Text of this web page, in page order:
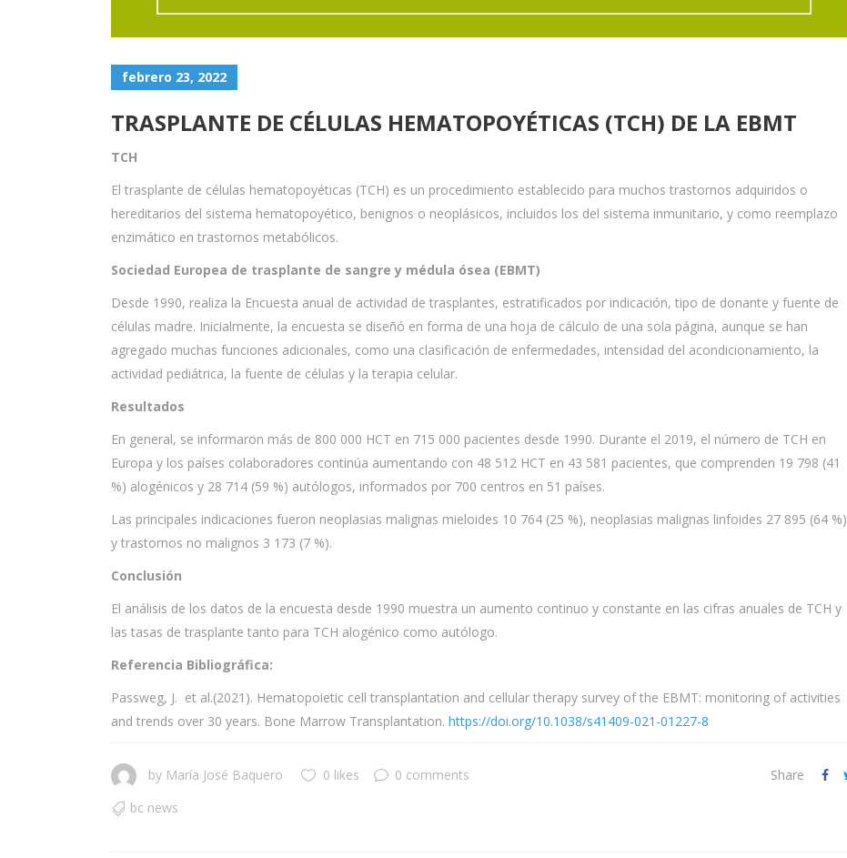
febrero 23, 2022
TRASPLANTE DE CÉLULAS HEMATOPOYÉTICAS (TCH) DE LA EBMT
TCH
El trasplante de células hematopoyéticas (TCH) es un procedimiento establecido para muchos trastornos adquiridos o
hereditarios del sistema hematopoyético, benignos o neoplásicos, incluidos los del sistema inmunitario, y como reemplazo
enzimático en trastornos metabólicos.
Sociedad Europea de trasplante de sangre y médula ósea (EBMT)
Desde 1990, realiza la Encuesta anual de actividad de trasplantes, estratificados por indicación, tipo de donante y fuente de
células madre. Inicialmente, la encuesta se diseñó en forma de una hoja de cálculo de una sola página, aunque se han
agregado muchas funciones adicionales, como una clasificación de enfermedades, intensidad del acondicionamiento, la
actividad pediátrica, la fuente de células y la terapia celular.
Resultados
En general, se informaron más de 800 000 HCT en 715 000 pacientes desde 1990. Durante el 2019, el número de TCH en
Europa y los países colaboradores continúa aumentando con 48 512 HCT en 43 581 pacientes, que comprenden 19 798 (41
%) alogénicos y 28 714 (59 %) autólogos, informados por 700 centros en 51 países.
Las principales indicaciones fueron neoplasias malignas mieloides 10 764 (25 %), neoplasias malignas linfoides 27 895 (64 %)
y trastornos no malignos 3 173 (7 %).
Conclusión
El análisis de los datos de la encuesta desde 1990 muestra un aumento continuo y constante en las cifras anuales de TCH y
las tasas de trasplante tanto para TCH alogénico como autólogo.
Referencia Bibliográfica:
Passweg, J. et al.(2021). Hematopoietic cell transplantation and cellular therapy survey of the EBMT: monitoring of activities
and trends over 30 years. Bone Marrow Transplantation. https://doi.org/10.1038/s41409-021-01227-8
by María José Baquero 0 likes
0 comments
bc news
Share